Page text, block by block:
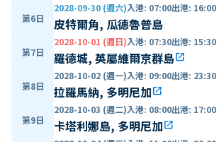
第6日
2028-09-30 (週六)入港: 07:00出港: 16:00
皮特爾角, 瓜德魯普島
第7日
2028-10-01 (週日)入港: 07:30出港: 15:30
羅德城, 英屬維爾京群島open_in_new
第8日
2028-10-02 (週一)入港: 09:00出港: 23:30
拉羅馬納, 多明尼加open_in_new
第9日
2028-10-03 (週二)入港: 08:00出港: 17:00
卡塔利娜島, 多明尼加open_in_new